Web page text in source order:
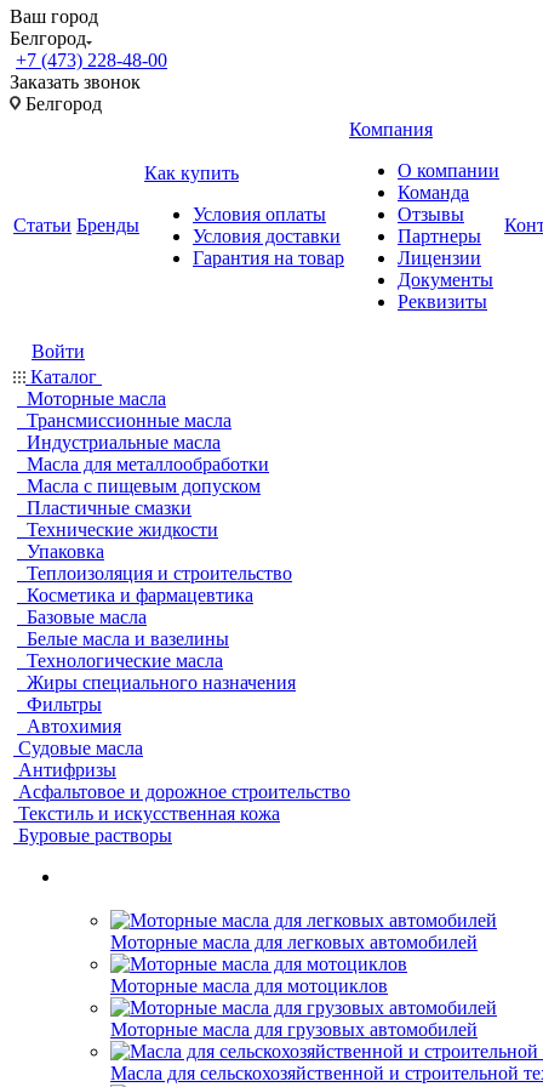
Ваш город
Белгород
+7 (473) 228-48-00
Заказать звонок
Белгород
Статьи Бренды
Как купить
Условия оплаты
Условия доставки
Гарантия на товар
Компания
О компании
Команда
Отзывы
Партнеры
Лицензии
Документы
Реквизиты
Войти
Каталог
Моторные масла
Трансмиссионные масла
Индустриальные масла
Масла для металлообработки
Масла с пищевым допуском
Пластичные смазки
Технические жидкости
Упаковка
Теплоизоляция и строительство
Косметика и фармацевтика
Базовые масла
Белые масла и вазелины
Технологические масла
Жиры специального назначения
Фильтры
Автохимия
Судовые масла
Антифризы
Асфальтовое и дорожное строительство
Текстиль и искусственная кожа
Буровые растворы
Моторные масла для легковых автомобилей
Моторные масла для мотоциклов
Моторные масла для грузовых автомобилей
Масла для сельскохозяйственной и строительной